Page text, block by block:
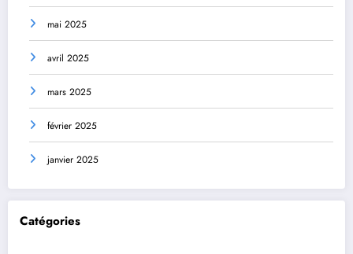
mai 2025
avril 2025
mars 2025
février 2025
janvier 2025
Catégories